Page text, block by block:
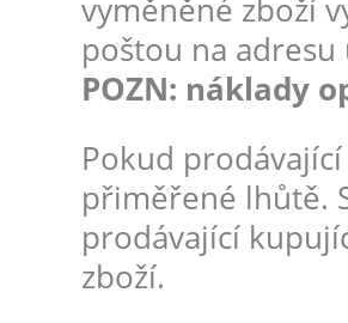
vyměněné zboží
poštou na
POZN: náklady
Pokud
přiměřené lhůtě.
prodávající
zboží.